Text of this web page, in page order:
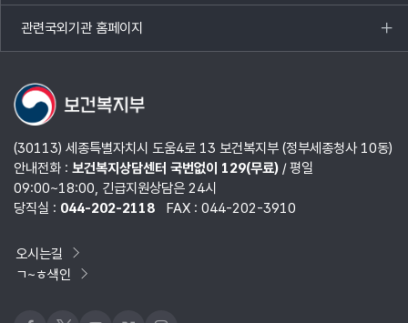
열기
관련국외기관 홈페이지
목록
열기
(30113) 세종특별자치시 도움4로 13 보건복지부 (정부세종청사 10동)
안내전화 : 보건복지상담센터 국번없이 129(무료)/ 평일
09:00~18:00, 긴급지원상담은 24시
당직실 : 044-202-2118 FAX : 044-202-3910
오시는길
ㄱ~ㅎ색인